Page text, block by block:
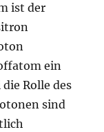
ist der
ein
Rolle des
sind